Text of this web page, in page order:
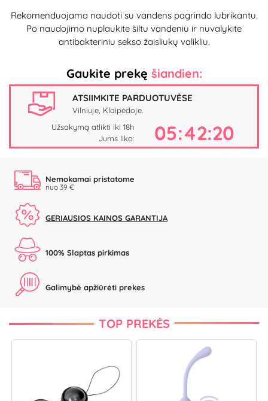
Rekomenduojama naudoti su vandens pagrindo lubrikantu.
Po naudojimo nuplaukite šiltu vandeniu ir nuvalykite
antibakteriniu sekso žaisliukų valikliu.
Gaukite prekę šiandien:
ATSIIMKITE PARDUOTUVĖSE
Vilniuje, Klaipėdoje.
Užsakymą atlikti iki 18h
Jums liko:
05:42:19
Nemokamai pristatome
nuo 39 €
GERIAUSIOS KAINOS GARANTIJA
100% Slaptas pirkimas
Galimybė apžiūrėti prekes
TOP PREKĖS